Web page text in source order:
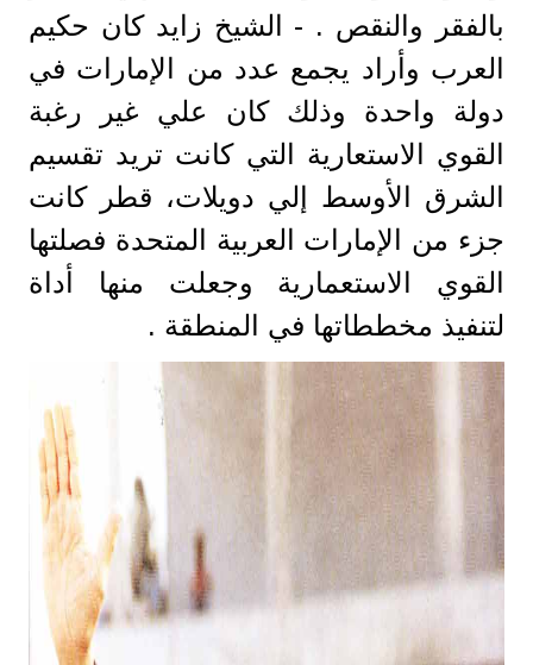
بالفقر والنقص . - الشيخ زايد كان حكيم
العرب وأراد يجمع عدد من الإمارات في
دولة واحدة وذلك كان علي غير رغبة
القوي الاستعارية التي كانت تريد تقسيم
الشرق الأوسط إلي دويلات، قطر كانت
جزء من الإمارات العربية المتحدة فصلتها
القوي الاستعمارية وجعلت منها أداة
لتنفيذ مخططاتها في المنطقة .